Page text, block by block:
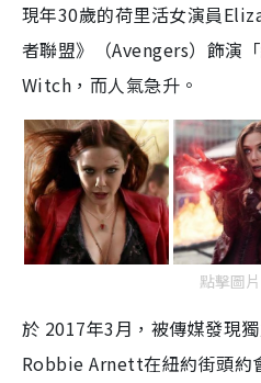
現年30歲的荷里活女演員
者聯盟》（Avengers）飾演
Witch，而人氣急升。
點擊圖
於 2017年3月，被傳媒發現
Robbie Arnett在紐約街頭約